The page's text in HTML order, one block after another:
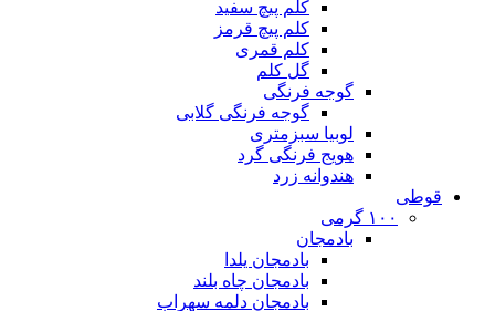
کلم پیچ سفید
کلم پیچ قرمز
کلم قمری
گل کلم
گوجه فرنگی
گوجه فرنگی گلابی
لوبیا سبزمتری
هویج فرنگی گرد
هندوانه زرد
قوطی
۱۰۰ گرمی
بادمجان
بادمجان یلدا
بادمجان چاه بلند
بادمجان دلمه سهراب